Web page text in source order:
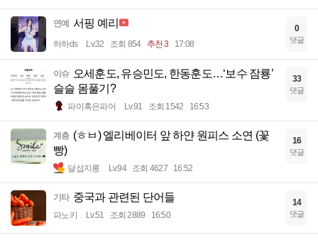
연예 서핑 예리
하하ds Lv.32 조회 854 추천 3 17:08
0
댓글
이슈 오세훈도, 유승민도, 한동훈도…‘보수 잠룡’
슬슬 몸풀기?
파이혹은파어 Lv.91 조회 1542 16:53
33
댓글
계층 (ㅎㅂ) 엘리베이터 앞 하얀 원피스 소연 (꽃
빵)
달섭지롱 Lv.94 조회 4627 16:52
16
댓글
기타 중국과 관련된 단어들
파노키 Lv.51 조회 2889 16:50
14
댓글